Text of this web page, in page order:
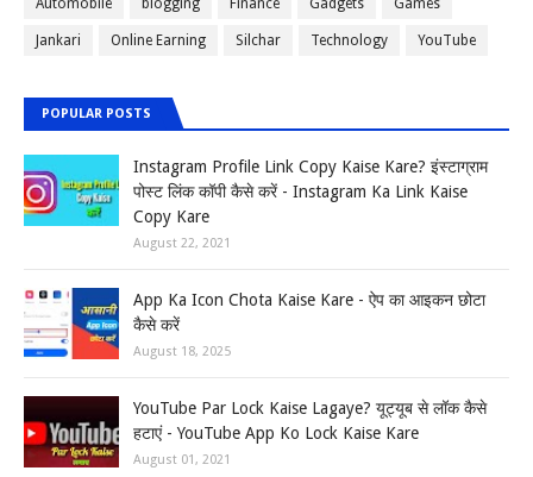
Automobile blogging Finance Gadgets Games
Jankari Online Earning Silchar Technology YouTube
POPULAR POSTS
Instagram Profile Link Copy Kaise Kare? इंस्टाग्राम
पोस्ट लिंक कॉपी कैसे करें - Instagram Ka Link Kaise
Copy Kare
August 22, 2021
App Ka Icon Chota Kaise Kare - ऐप का आइकन छोटा
कैसे करें
August 18, 2025
YouTube Par Lock Kaise Lagaye? यूट्यूब से लॉक कैसे
हटाएं - YouTube App Ko Lock Kaise Kare
August 01, 2021